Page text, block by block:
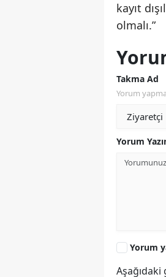
kayıt
olmalı.”
Takma Ad
Yorum
Yorum
Yorum